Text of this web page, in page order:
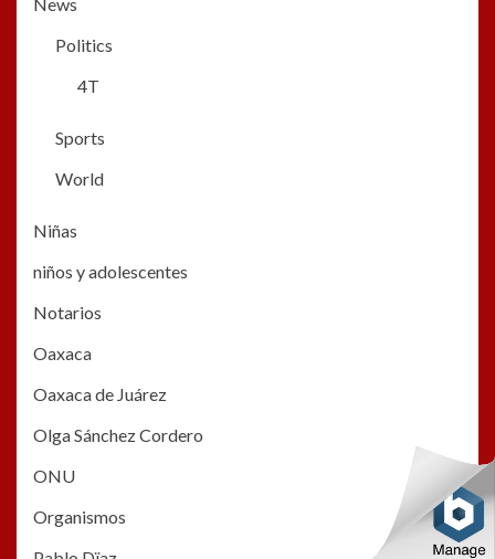
Politics
4T
Sports
World
Niñas
niños y adolescentes
Notarios
Oaxaca
Oaxaca de Juárez
Olga Sánchez Cordero
ONU
Organismos